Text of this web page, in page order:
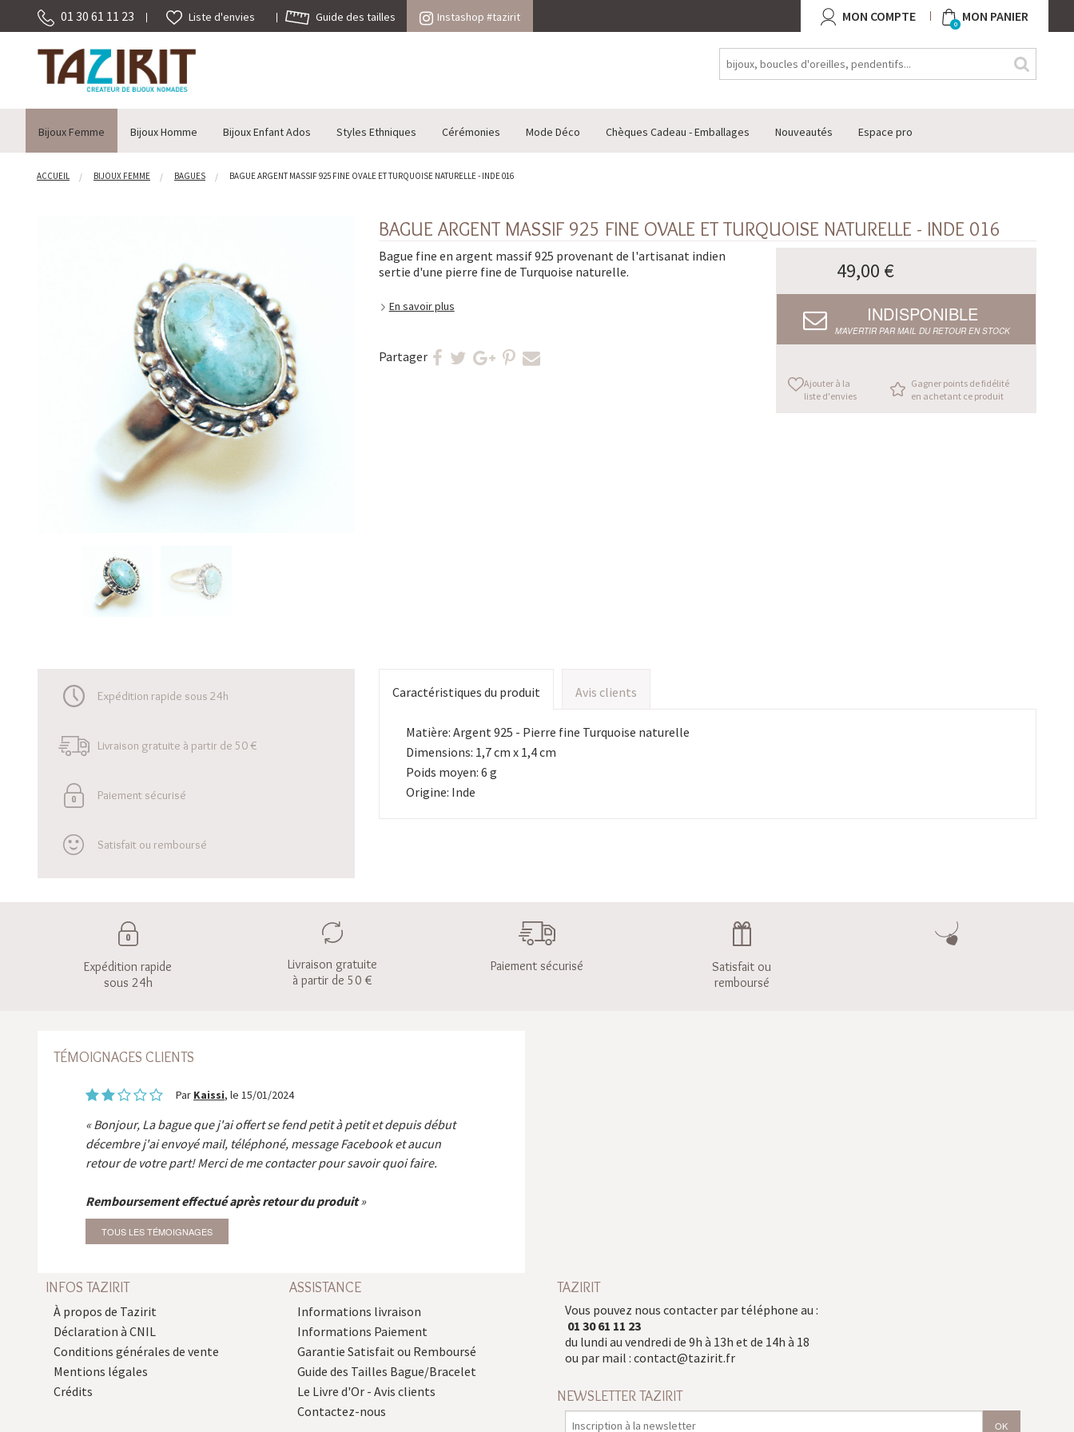
01 30 61 11 23 Liste d'envies Guide des tailles Instashop #tazirit MON COMPTE 0 MON PANIER
Bijoux Femme Bijoux Homme Bijoux Enfant Ados Styles Ethniques Cérémonies Mode Déco Chèques Cadeau - Emballages Nouveautés Espace pro
ACCUEIL BIJOUX FEMME BAGUES BAGUE ARGENT MASSIF 925 FINE OVALE ET TURQUOISE NATURELLE - INDE 016
BAGUE ARGENT MASSIF 925 FINE OVALE ET TURQUOISE NATURELLE - INDE 016
Bague fine en argent massif 925 provenant de l'artisanat indien
sertie d'une pierre fine de Turquoise naturelle.
En savoir plus
Partager
49,00 €
INDISPONIBLE
M’AVERTIR PAR MAIL DU RETOUR EN STOCK
Ajouter à la
liste d'envies
Gagner points de fidélité
en achetant ce produit
Expédition rapide sous 24h
Livraison gratuite à partir de 50 €
Paiement sécurisé
Satisfait ou remboursé
Caractéristiques du produit Avis clients
Matière: Argent 925 - Pierre fine Turquoise naturelle
Dimensions: 1,7 cm x 1,4 cm
Poids moyen: 6 g
Origine: Inde
Expédition rapide
sous 24h
Livraison gratuite
à partir de 50 €
Paiement sécurisé
Satisfait ou
remboursé
TÉMOIGNAGES CLIENTS
Par Kaissi, le 15/01/2024
Bonjour, La bague que j'ai offert se fend petit à petit et depuis début
décembre j'ai envoyé mail, téléphoné, message Facebook et aucun
retour de votre part! Merci de me contacter pour savoir quoi faire.
Remboursement effectué après retour du produit
TOUS LES TÉMOIGNAGES
INFOS TAZIRIT
À propos de Tazirit
Déclaration à CNIL
Conditions générales de vente
Mentions légales
Crédits
ASSISTANCE
Informations livraison
Informations Paiement
Garantie Satisfait ou Remboursé
Guide des Tailles Bague/Bracelet
Le Livre d'Or - Avis clients
Contactez-nous
TAZIRIT
Vous pouvez nous contacter par téléphone au :
01 30 61 11 23
du lundi au vendredi de 9h à 13h et de 14h à 18
ou par mail : contact@tazirit.fr
NEWSLETTER TAZIRIT